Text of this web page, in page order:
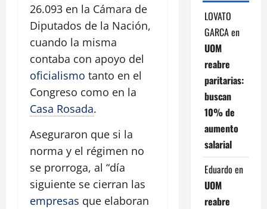
26.093 en la Cámara de
Diputados de la Nación,
cuando la misma
contaba con apoyo del
oficialismo tanto en el
Congreso como en la
Casa Rosada.
Aseguraron que si la
norma y el régimen no
se prorroga, al “día
siguiente se cierran las
empresas que elaboran
LOVATO
GARCAen
UOM
reabre
paritarias:
buscan
10% de
aumento
salarial
Eduardo en
UOM
reabre